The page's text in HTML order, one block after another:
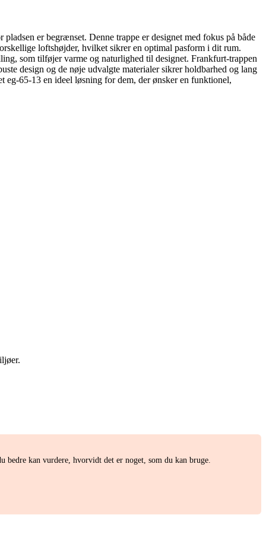
er begrænset. Denne trappe er designet med fokus på både
loftshøjder, hvilket sikrer en optimal pasform i dit rum.
som tilføjer varme og naturlighed til designet. Frankfurt-trappen
design og de nøje udvalgte materialer sikrer holdbarhed og lang
65-13 en ideel løsning for dem, der ønsker en funktionel,
kan vurdere, hvorvidt det er noget, som du kan bruge.